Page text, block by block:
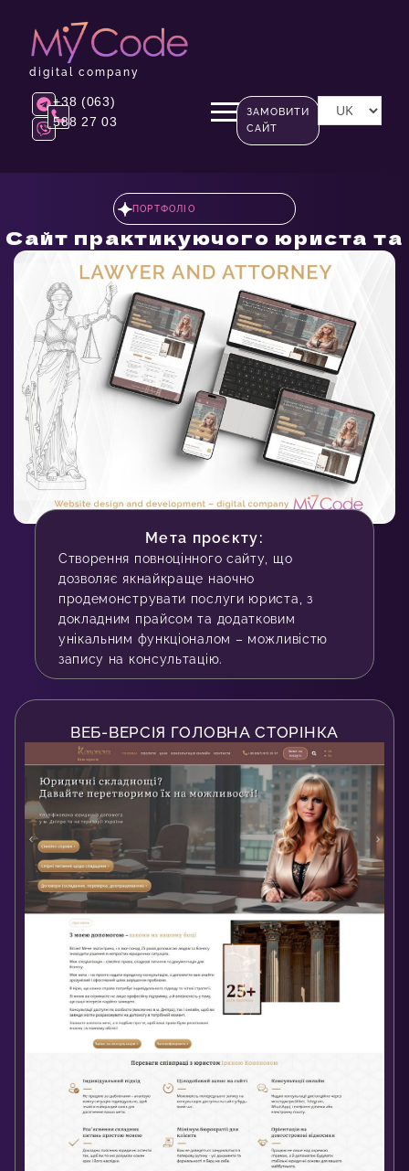
digital company
+38 (063)
588 27 03
ЗАМОВИТИ
САЙТ
ПОРТФОЛІО
Сайт практикуючого юриста та
адвоката
Мета проєкту:
Створення повноцінного сайту, що
дозволяє якнайкраще наочно
продемонструвати послуги юриста, з
докладним прайсом та додатковим
унікальним функціоналом – можливістю
запису на консультацію.
ВЕБ-ВЕРСІЯ ГОЛОВНА СТОРІНКА